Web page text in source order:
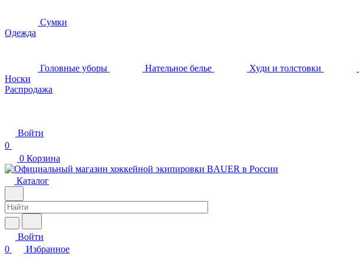
Сумки
Одежда
Головные уборы Нательное белье Худи и толстовки
Носки
Распродажа
Войти
0
0 Корзина
Каталог
Войти
0
Избранное